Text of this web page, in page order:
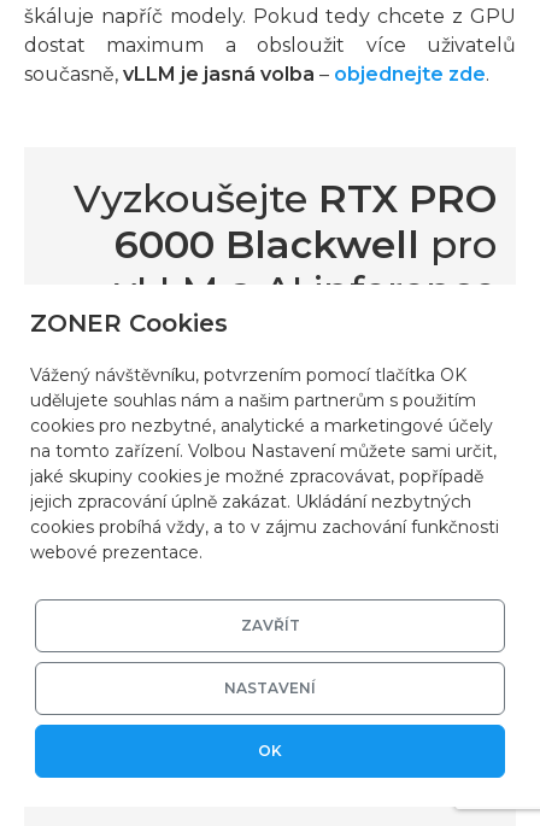
škáluje napříč modely. Pokud tedy chcete z GPU
dostat maximum a obsloužit více uživatelů
současně, vLLM je jasná volba – objednejte zde.
Vyzkoušejte RTX PRO
6000 Blackwell pro
vLLM a AI inference
až na7 dní ZDARMA
ZONER Cookies
Vážený návštěvníku, potvrzením pomocí tlačítka OK
udělujete souhlas nám a našim partnerům s použitím
cookies pro nezbytné, analytické a marketingové účely
na tomto zařízení. Volbou Nastavení můžete sami určit,
jaké skupiny cookies je možné zpracovávat, popřípadě
jejich zpracování úplně zakázat. Ukládání nezbytných
cookies probíhá vždy, a to v zájmu zachování funkčnosti
webové prezentace.
ZAVŘÍT
NASTAVENÍ
OK